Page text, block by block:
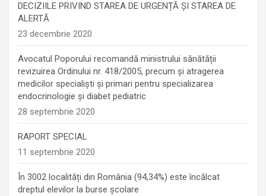
DECIZIILE PRIVIND STAREA DE URGENȚĂ ȘI STAREA DE
ALERTĂ
23 decembrie 2020
Avocatul Poporului recomandă ministrului sănătății
revizuirea Ordinului nr. 418/2005, precum și atragerea
medicilor specialiști și primari pentru specializarea
endocrinologie şi diabet pediatric
28 septembrie 2020
RAPORT SPECIAL
11 septembrie 2020
În 3002 localități din România (94,34%) este încălcat
dreptul elevilor la burse școlare